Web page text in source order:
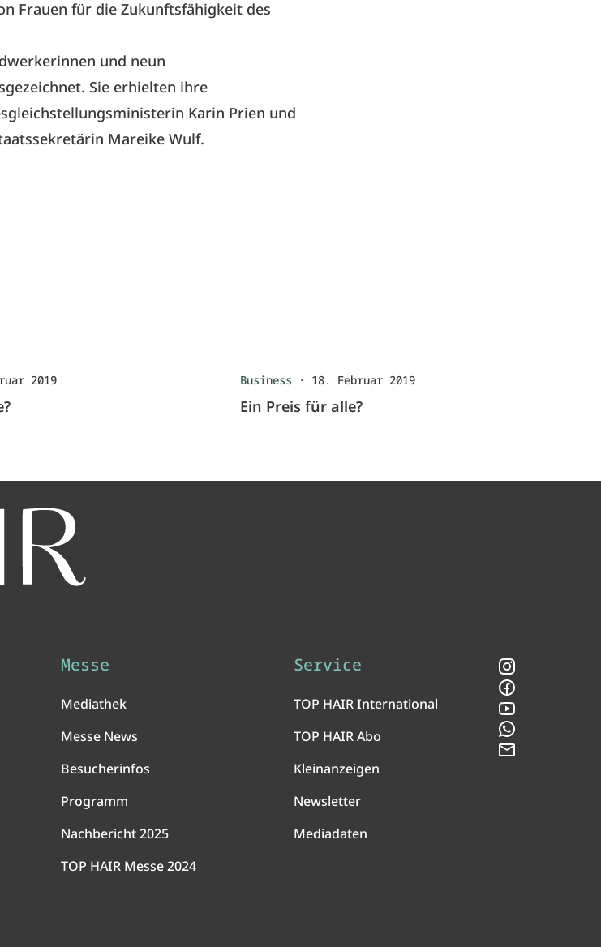
Frauen für die Zukunftsfähigkeit des
und neun
Sie erhielten ihre
Karin Prien und
Mareike Wulf.
2019 Business · 18. Februar 2019
Ein Preis für alle?
Messe
Mediathek
Messe News
Besucherinfos
Programm
Nachbericht 2025
TOP HAIR Messe 2024
Service
TOP HAIR International
TOP HAIR Abo
Kleinanzeigen
Newsletter
Mediadaten